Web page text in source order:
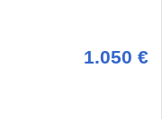
1.050 €